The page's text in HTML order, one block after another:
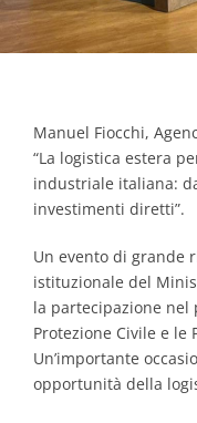
Manuel Fiocchi,
“La logistica estera
industriale italiana:
investimenti diretti”.
Un evento di grande
istituzionale del
la partecipazione
Protezione Civile e
Un’importante
opportunità della